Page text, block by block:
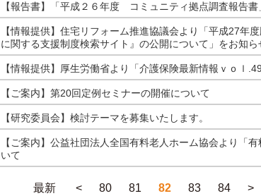
【報告書】「平成２６年度 コミュニティ拠点調査報告書
【情報提供】住宅リフォーム推進協議会より「平成27年
に関する支援制度検索サイト』の公開について」をお知ら
【情報提供】厚生労働省より「介護保険最新情報ｖｏｌ
【ご案内】第20回定例セミナーの開催について
【研究委員会】検討テーマを募集いたします。
【ご案内】公益社団法人全国有料老人ホーム協会より「
いて
最新 < 80 81 82 83 84 >